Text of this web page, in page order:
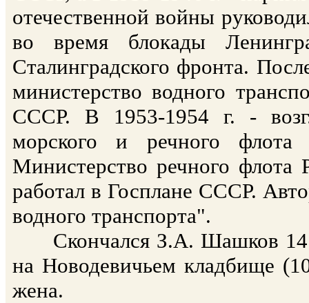
отечественной войны
во время блокады
Сталинградского фронта.
министерство водного
СССР. В 1953-1954 г. -
морского и речного
Министерство речного
работал в Госплане СССР.
водного транспорта".
Скончался З.А. Шашков 14
на Новодевичьем кладбище
жена.